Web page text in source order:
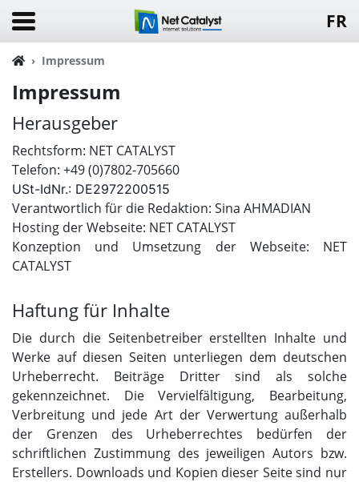
FR
Impressum
Impressum
Herausgeber
Rechtsform: NET CATALYST
Telefon: +49 (0)7802-705660
USt-IdNr.: DE2972200515
Verantwortlich für die Redaktion: Sina AHMADIAN
Hosting der Webseite: NET CATALYST
Konzeption und Umsetzung der Webseite: NET
CATALYST
Haftung für Inhalte
Die durch die Seitenbetreiber erstellten Inhalte und
Werke auf diesen Seiten unterliegen dem deutschen
Urheberrecht. Beiträge Dritter sind als solche
gekennzeichnet. Die Vervielfältigung, Bearbeitung,
Verbreitung und jede Art der Verwertung außerhalb
der Grenzen des Urheberrechtes bedürfen der
schriftlichen Zustimmung des jeweiligen Autors bzw.
Erstellers. Downloads und Kopien dieser Seite sind nur